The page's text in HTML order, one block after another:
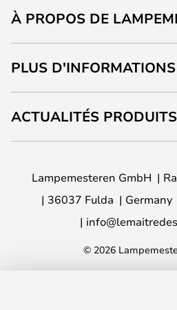
À PROPOS DE
PLUS D'INFORMATIONS
ACTUALITÉS PRODUITS
Lampemesteren GmbH
36037 Fulda
Germany
© 2026